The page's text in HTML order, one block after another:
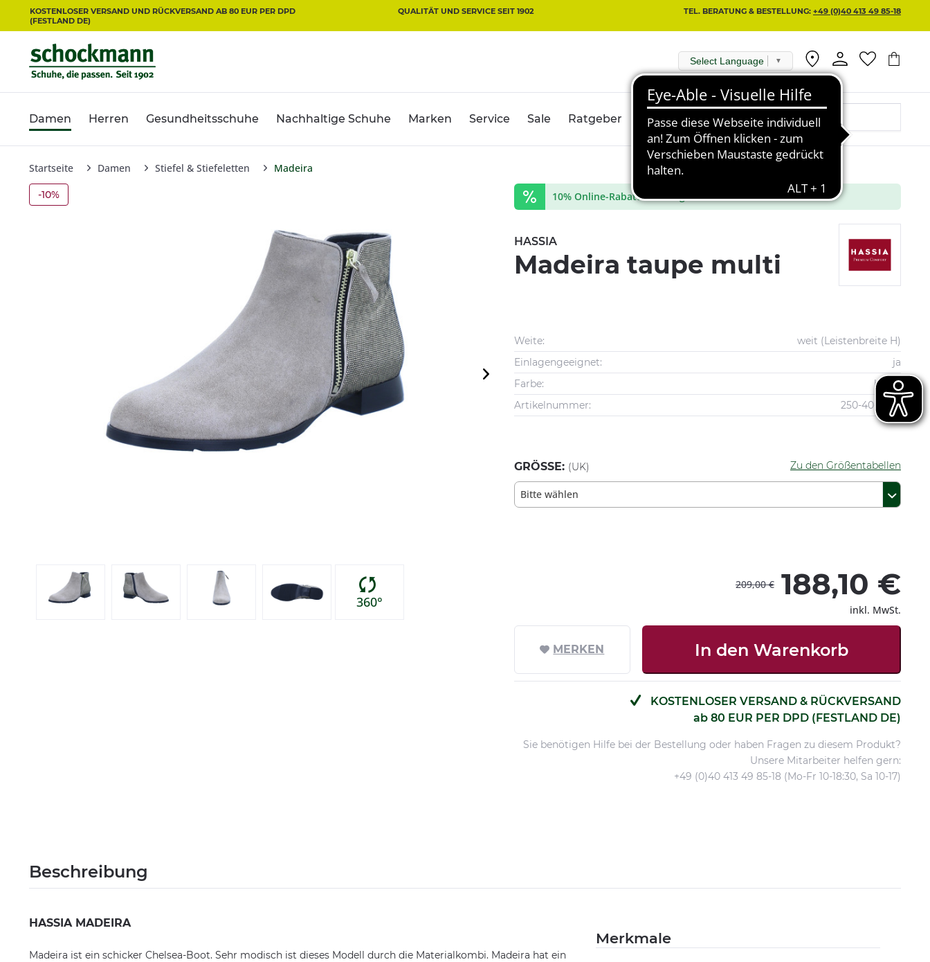
KOSTENLOSER VERSAND UND RÜCKVERSAND AB 80 EUR PER DPD
(FESTLAND DE)
QUALITÄT UND SERVICE SEIT 1902 TEL. BERATUNG & BESTELLUNG: +49 (0)40 413 49 85-18
Select Language ▼
Damen Herren Gesundheitsschuhe Nachhaltige Schuhe Marken Service Sale Ratgeber
Startseite Damen Stiefel & Stiefeletten Madeira
-10%
360°
10% Online-Rabatt aus ausgewählte Marken
HASSIA
Madeira taupe multi
Weite:
weit (Leistenbreite H)
Einlagengeeignet:
ja
Farbe:
beige
Artikelnummer:
250-40-0053
GRÖSSE: (UK) Zu den Größentabellen
Bitte wählen
188,10 €
209,00 €
inkl. MwSt.
MERKEN In den Warenkorb
KOSTENLOSER VERSAND & RÜCKVERSAND
ab 80 EUR PER DPD (FESTLAND DE)
Sie benötigen Hilfe bei der Bestellung oder haben Fragen zu diesem Produkt?
Unsere Mitarbeiter helfen gern:
+49 (0)40 413 49 85-18 (Mo-Fr 10-18:30, Sa 10-17)
Beschreibung
HASSIA MADEIRA
Madeira ist ein schicker Chelsea-Boot. Sehr modisch ist dieses Modell durch die Materialkombi. Madeira hat ein
Merkmale